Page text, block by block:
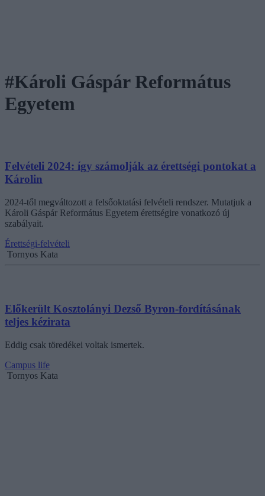
#Károli Gáspár Református
Egyetem
Felvételi 2024: így számolják az érettségi pontokat a
Károlin
2024-től megváltozott a felsőoktatási felvételi rendszer. Mutatjuk a
Károli Gáspár Református Egyetem érettségire vonatkozó új
szabályait.
Érettségi-felvételi
Tornyos Kata
Előkerült Kosztolányi Dezső Byron-fordításának
teljes kézirata
Eddig csak töredékei voltak ismertek.
Campus life
Tornyos Kata